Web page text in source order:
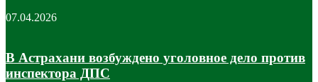
07.04.2026
В Астрахани возбуждено уголовное дело против
инспектора ДПС